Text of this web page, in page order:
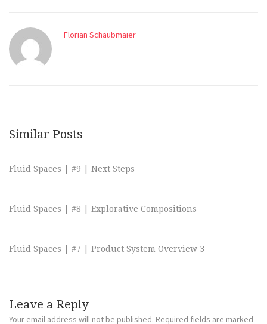
Florian Schaubmaier
Similar Posts
Fluid Spaces | #9 | Next Steps
Fluid Spaces | #8 | Explorative Compositions
Fluid Spaces | #7 | Product System Overview 3
Leave a Reply
Your email address will not be published. Required fields are marked